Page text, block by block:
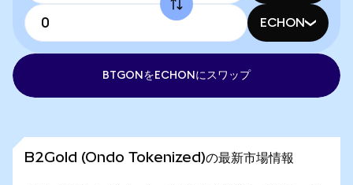
ECHON
BTGONをECHONにスワップ
B2Gold (Ondo Tokenized)の最新市場情報